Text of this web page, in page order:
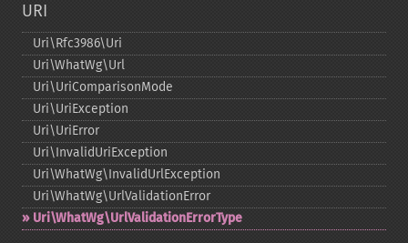
URI
Uri\Rfc3986\Uri
Uri\WhatWg\Url
Uri\UriComparisonMode
Uri\UriException
Uri\UriError
Uri\InvalidUriException
Uri\WhatWg\InvalidUrlException
Uri\WhatWg\UrlValidationError
Uri\WhatWg\UrlValidationErrorType